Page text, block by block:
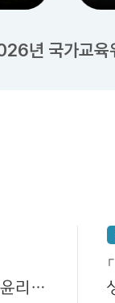
년 국가교육
년 차세대
리